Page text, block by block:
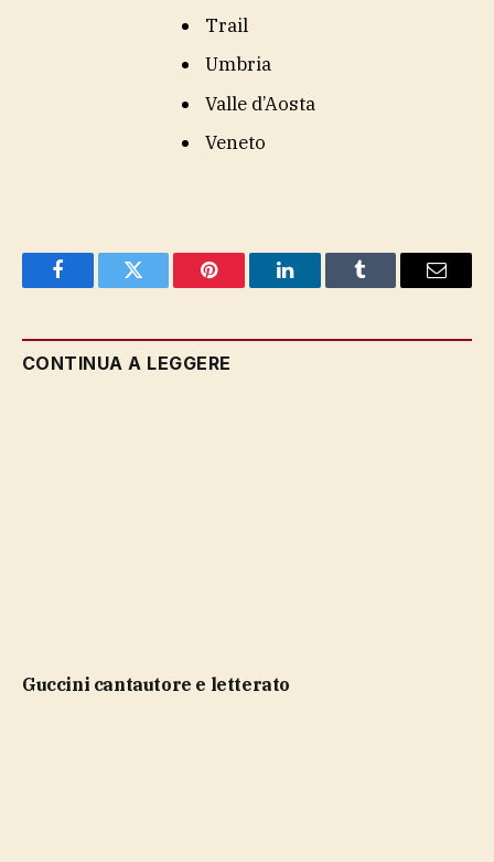
Trail
Umbria
Valle d’Aosta
Veneto
FacebookTwitter Pinterest LinkedInTumblr Email
CONTINUA A LEGGERE
Guccini cantautore e letterato